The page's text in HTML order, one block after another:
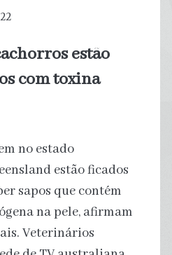
estão
com toxina
no estado
estão ficados
sapos que contém
na pele, afirmam
Veterinários